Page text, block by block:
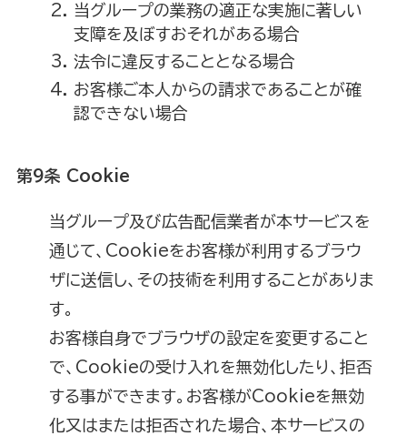
当グループの業務の適正な実施に著しい
支障を及ぼすおそれがある場合
法令に違反することとなる場合
お客様ご本人からの請求であることが確
認できない場合
第9条 Cookie
当グループ及び広告配信業者が本サービスを
通じて、Cookieをお客様が利用するブラウ
ザに送信し、その技術を利用することがありま
す。
お客様自身でブラウザの設定を変更すること
で、Cookieの受け入れを無効化したり、拒否
する事ができます。お客様がCookieを無効
化又はまたは拒否された場合、本サービスの